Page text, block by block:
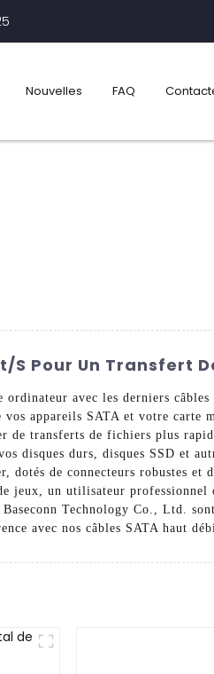
Nouvelles FAQ
s Pour Un Transfert
avec les derniers
appareils SATA et votre
de transferts de fichiers plus
disques durs, disques SSD et
dotés de connecteurs robustes
jeux, un utilisateur
Technology Co., Ltd.
avec nos câbles SATA haut